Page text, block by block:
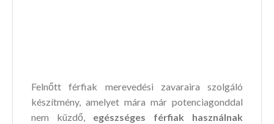
Felnőtt férfiak merevedési zavaraira szolgáló
készítmény, amelyet mára már potenciagonddal
nem küzdő, egészséges férfiak használnak